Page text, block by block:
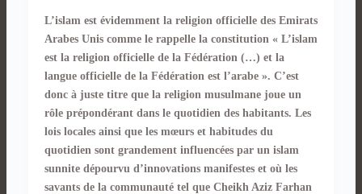
L’islam est évidemment la religion officielle des Emirats
Arabes Unis comme le rappelle la constitution « L’islam
est la religion officielle de la Fédération (…) et la
langue officielle de la Fédération est l’arabe ». C’est
donc à juste titre que la religion musulmane joue un
rôle prépondérant dans le quotidien des habitants. Les
lois locales ainsi que les mœurs et habitudes du
quotidien sont grandement influencées par un islam
sunnite dépourvu d’innovations manifestes et où les
savants de la communauté tel que Cheikh Aziz Farhan